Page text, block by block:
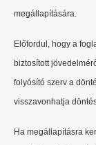
megállapítására.
Előfordul, hogy a
biztosított
folyósító szerv a
visszavonhatja
Ha megállapításra